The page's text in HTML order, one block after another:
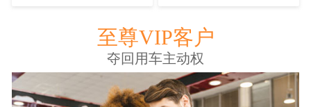
至尊VIP客户
夺回用车主动权